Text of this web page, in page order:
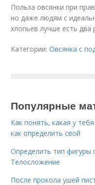
Польза овсянки при
но даже людям с
хлопьев лучше есть
Категории:Овсянка с
Популярные
Как понять, какая у
как определить свой
Определить тип фигуры
Телосложение
После прокола ушей